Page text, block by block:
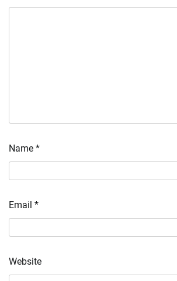
Name *
Email *
Website